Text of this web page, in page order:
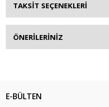
TAKSİT SEÇENEKLERİ
ÖNERİLERİNİZ
E-BÜLTEN